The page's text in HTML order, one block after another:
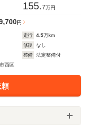
155.7万円
円
走行 4.5万km
修復
なし
整備
法定整備付
西区